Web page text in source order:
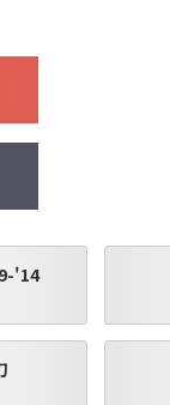
'14
より装着
、指定の
、商品の返
す。